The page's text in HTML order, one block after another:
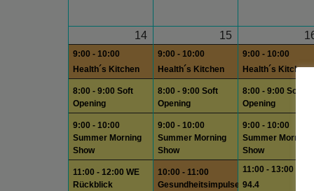
14
9:00 - 10:00
Health´s Kitchen
8:00 - 9:00 Soft
Opening
9:00 - 10:00
Summer Morning
Show
11:00 - 12:00 WE
Rückblick
15
9:00 - 10:00
Health´s Kitchen
8:00 - 9:00 Soft
Opening
9:00 - 10:00
Summer Morning
Show
10:00 - 11:00
Gesundheitsimpulse
9:00 - 10:00
Health´s Kitchen
8:00 - 9:00 Soft
Opening
9:00 - 10:00
Summer Morning
Show
11:00 - 13:00
94.4